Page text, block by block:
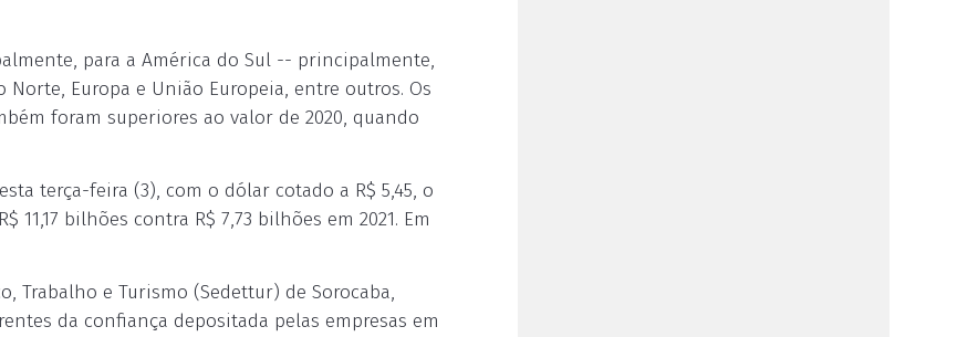
para a América do Sul -- principalmente,
Europa e União Europeia, entre outros. Os
foram superiores ao valor de 2020, quando
terça-feira (3), com o dólar cotado a R$ 5,45, o
bilhões contra R$ 7,73 bilhões em 2021. Em
Trabalho e Turismo (Sedettur) de Sorocaba,
da confiança depositada pelas empresas em